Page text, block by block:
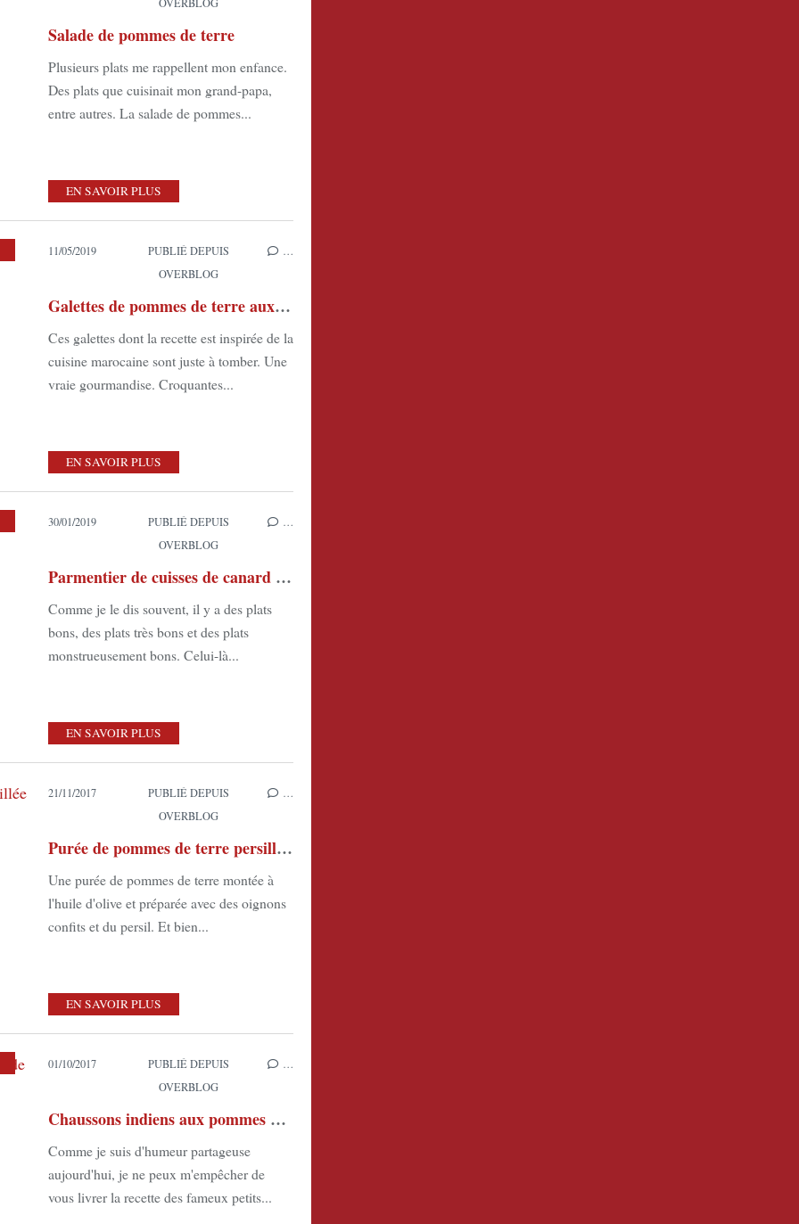
Salade de pommes de terre
Plusieurs plats me rappellent mon enfance.
Des plats que cuisinait mon grand-papa,
entre autres. La salade de pommes...
EN SAVOIR PLUS
11/05/2019
PUBLIÉ DEPUIS
OVERBLOG
…
Galettes de pommes de terre aux herbes et aux épices
Ces galettes dont la recette est inspirée de la
cuisine marocaine sont juste à tomber. Une
vraie gourmandise. Croquantes...
EN SAVOIR PLUS
30/01/2019
PUBLIÉ DEPUIS
OVERBLOG
…
Parmentier de cuisses de canard confites
Comme je le dis souvent, il y a des plats
bons, des plats très bons et des plats
monstrueusement bons. Celui-là...
EN SAVOIR PLUS
21/11/2017
PUBLIÉ DEPUIS
OVERBLOG
…
Purée de pommes de terre persillée aux oignons confits
Une purée de pommes de terre montée à
l'huile d'olive et préparée avec des oignons
confits et du persil. Et bien...
EN SAVOIR PLUS
LES POMMES-DE-TERRE ,LES APÉRITIFS CUISINE DU MONDE
01/10/2017
PUBLIÉ DEPUIS
OVERBLOG
…
Chaussons indiens aux pommes de terre et petits pois
Comme je suis d'humeur partageuse
aujourd'hui, je ne peux m'empêcher de
vous livrer la recette des fameux petits...